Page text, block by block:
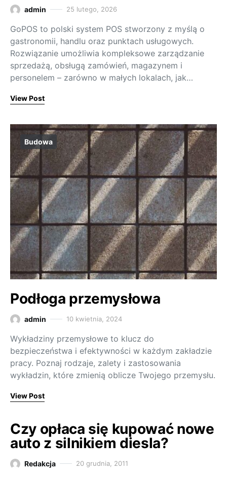
admin 25 lutego, 2026
GoPOS to polski system POS stworzony z myślą o
gastronomii, handlu oraz punktach usługowych.
Rozwiązanie umożliwia kompleksowe zarządzanie
sprzedażą, obsługą zamówień, magazynem i
personelem – zarówno w małych lokalach, jak…
View Post
Budowa
Podłoga przemysłowa
admin 10 kwietnia, 2024
Wykładziny przemysłowe to klucz do
bezpieczeństwa i efektywności w każdym zakładzie
pracy. Poznaj rodzaje, zalety i zastosowania
wykładzin, które zmienią oblicze Twojego przemysłu.
View Post
Czy opłaca się kupować nowe
auto z silnikiem diesla?
Redakcja 20 grudnia, 2011